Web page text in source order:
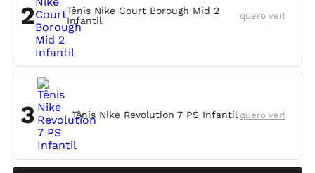
2
Tênis Nike Court Borough Mid 2
Infantil
quero ver!
3 Tênis Nike Revolution 7 PS Infantil quero ver!